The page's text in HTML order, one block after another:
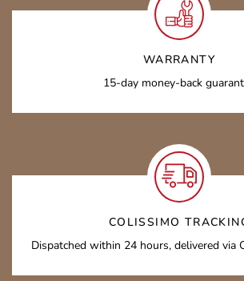
WARRANTY
15-day money-back
COLISSIMO
Dispatched within 24 hours, delivered via